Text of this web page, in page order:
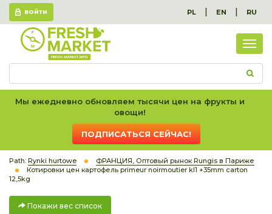
ВОЙТИ PL | EN | RU
вес
Мы ежедневно обновляем тысячи цен на фрукты и
овощи!
ПОДПИСАТЬСЯ СЕЙЧАС!
Path: Rynki hurtowe
ФРАНЦИЯ, Оптовый рынок Rungis в Париже
Котировки цен картофель primeur noirmoutier kl1 +35mm carton
12,5kg
Покажи вес список